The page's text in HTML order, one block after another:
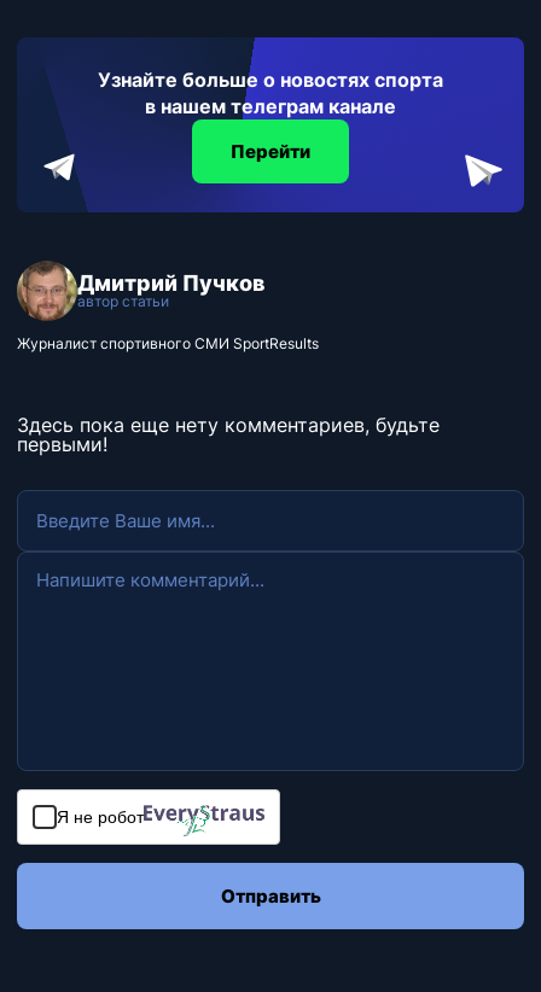
Узнайте больше о новостях спорта
в нашем телеграм канале
Перейти
Дмитрий Пучков
автор статьи
Журналист спортивного СМИ SportResults
Здесь пока еще нету комментариев, будьте
первыми!
Я не робот
Отправить